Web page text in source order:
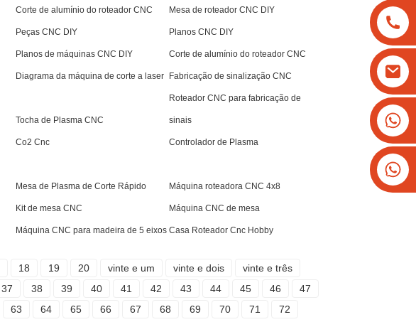
Corte de alumínio do roteador CNC Mesa de roteador CNC DIY
Peças CNC DIY Planos CNC DIY
Planos de máquinas CNC DIY Corte de alumínio do roteador CNC
Diagrama da máquina de corte a laser Fabricação de sinalização CNC
Tocha de Plasma CNC
Roteador CNC para fabricação de
sinais
Co2 Cnc Controlador de Plasma
Mesa de Plasma de Corte Rápido Máquina roteadora CNC 4x8
Kit de mesa CNC Máquina CNC de mesa
Máquina CNC para madeira de 5 eixos Casa Roteador Cnc Hobby
18 19 20 vinte e um vinte e dois
vinte e três
37 38 39 40 41 42 43 44 45 46
47
63 64 65 66 67 68 69 70 71 72